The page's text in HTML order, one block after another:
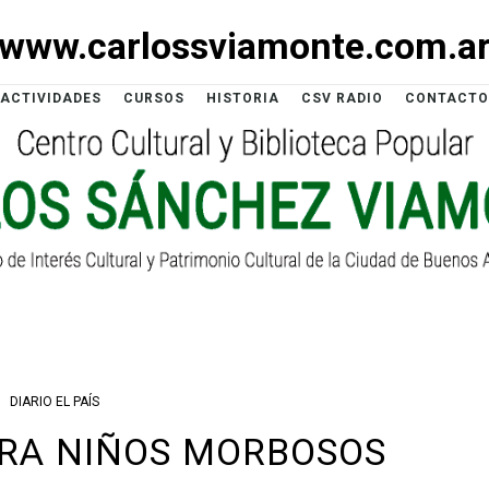
ACTIVIDADES CURSOS HISTORIA CSV RADIO CONTACTO
DIARIO EL PAÍS
NIÑOS MORBOSOS